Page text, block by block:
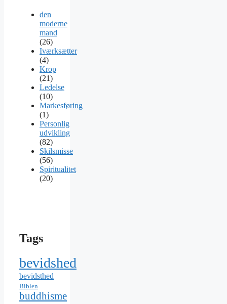
den
moderne
mand
(26)
Iværksætter
(4)
Krop
(21)
Ledelse
(10)
Markesføring
(1)
Personlig
udvikling
(82)
Skilsmisse
(56)
Spiritualitet
(20)
Tags
bevidshed
bevidsthed
Biblen
buddhisme